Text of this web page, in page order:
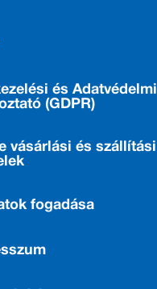
és Adatvédelmi
(GDPR)
vásárlási és szállítási
fogadása